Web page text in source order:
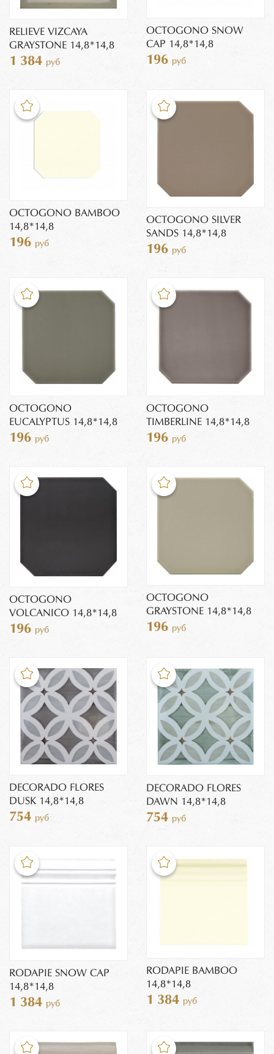
RELIEVE VIZCAYA
GRAYSTONE 14,8*14,8
1 384 руб
OCTOGONO SNOW
CAP 14,8*14,8
196 руб
OCTOGONO BAMBOO
14,8*14,8
196 руб
OCTOGONO SILVER
SANDS 14,8*14,8
196 руб
OCTOGONO
EUCALYPTUS 14,8*14,8
196 руб
OCTOGONO
TIMBERLINE 14,8*14,8
196 руб
OCTOGONO
VOLCANICO 14,8*14,8
196 руб
OCTOGONO
GRAYSTONE 14,8*14,8
196 руб
DECORADO FLORES
DUSK 14,8*14,8
754 руб
DECORADO FLORES
DAWN 14,8*14,8
754 руб
RODAPIE SNOW CAP
14,8*14,8
1 384 руб
RODAPIE BAMBOO
14,8*14,8
1 384 руб